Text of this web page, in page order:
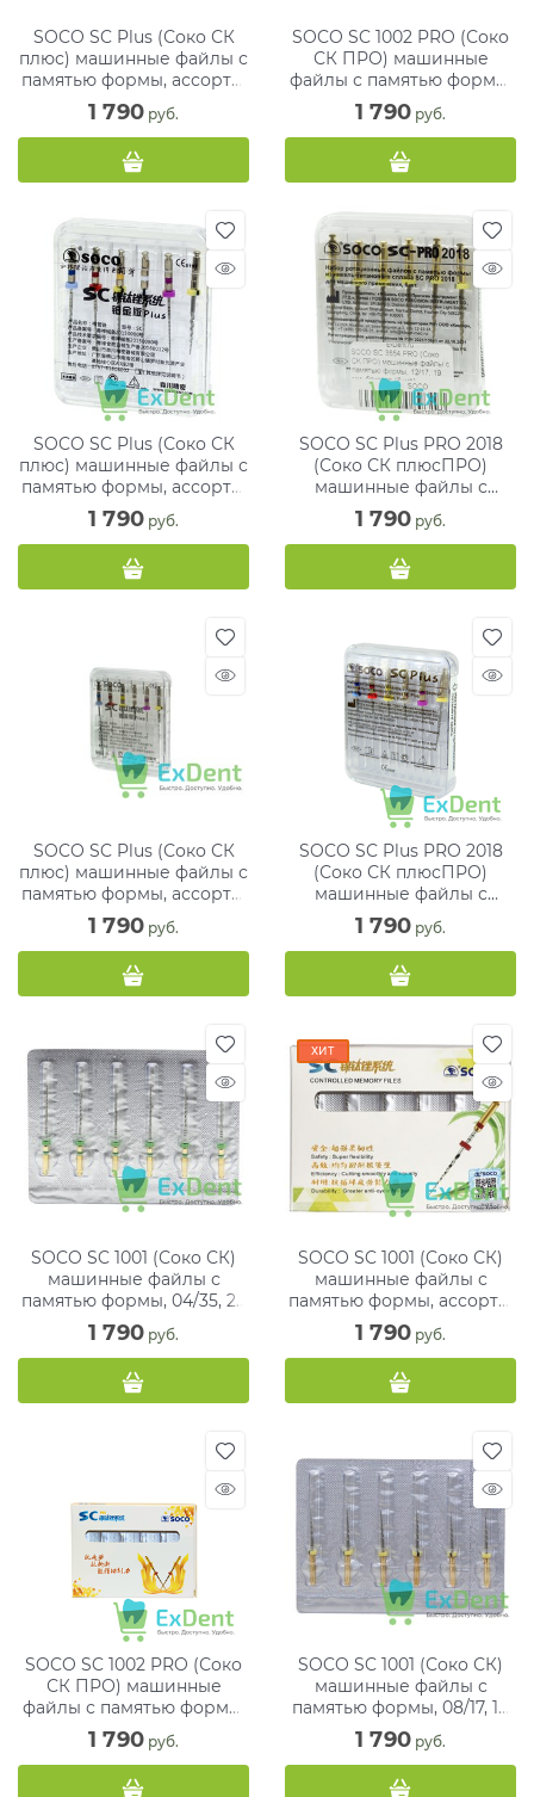
SOCO SC Plus (Соко СК
плюс) машинные файлы с
памятью формы, ассорти,
21 мм, блистер (6 шт)
1 790 руб.
SOCO SC 1002 PRO (Соко
СК ПРО) машинные
файлы с памятью формы,
ассорти, 21 мм, блистер (6
шт)
1 790 руб.
SOCO SC Plus (Соко СК
плюс) машинные файлы с
памятью формы, ассорти,
25 мм, блистер (6 шт)
1 790 руб.
SOCO SC Plus PRO 2018
(Соко СК плюсПРО)
машинные файлы с
памятью формы, 12/17, 19
мм, блистер (6 шт)
1 790 руб.
SOCO SC Plus (Соко СК
плюс) машинные файлы с
памятью формы, ассорти,
31 мм, блистер (6 шт)
1 790 руб.
SOCO SC Plus PRO 2018
(Соко СК плюсПРО)
машинные файлы с
памятью формы, ассорти,
25 мм (6 шт)
1 790 руб.
SOCO SC 1001 (Соко СК)
машинные файлы с
памятью формы, 04/35, 25
мм, блистер (6 шт)
1 790 руб.
ХИТ
SOCO SC 1001 (Соко СК)
машинные файлы с
памятью формы, ассорти,
31 мм, блистер (6 шт)
1 790 руб.
SOCO SC 1002 PRO (Соко
СК ПРО) машинные
файлы с памятью формы,
ассорти, 31 мм, блистер (6
шт)
1 790 руб.
SOCO SC 1001 (Соко СК)
машинные файлы с
памятью формы, 08/17, 19
мм, блистер (6 шт)
1 790 руб.